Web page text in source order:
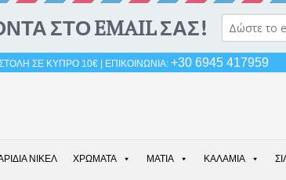
ΣΕ ΚΥΠΡΟ 10€ | ΕΠΙΚΟΙΝΩΝΙΑ: +30 6945 417959
ΝΙΚΕΛ ΧΡΩΜΑΤΑ ΜΑΤΙΑ ΚΑΛΑΜΙΑ